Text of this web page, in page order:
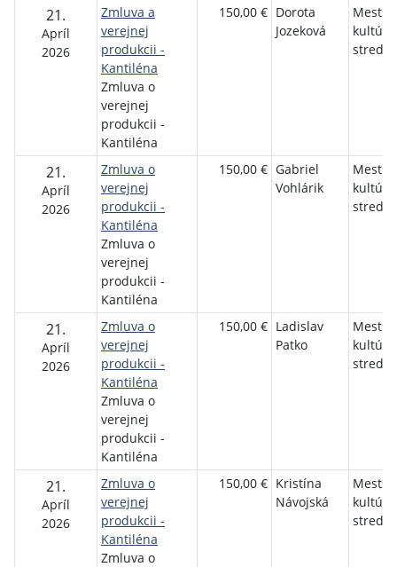
21.
Apríl
2026
Zmluva a
verejnej
produkcii -
Kantiléna
Zmluva o
verejnej
produkcii -
Kantiléna
150,00 € Dorota
Jozeková
21.
Apríl
2026
Zmluva o
verejnej
produkcii -
Kantiléna
Zmluva o
verejnej
produkcii -
Kantiléna
150,00 € Gabriel
Vohlárik
21.
Apríl
2026
Zmluva o
verejnej
produkcii -
Kantiléna
Zmluva o
verejnej
produkcii -
Kantiléna
150,00 € Ladislav
Patko
21.
Apríl
2026
Zmluva o
verejnej
produkcii -
Kantiléna
Zmluva o
150,00 € Kristína
Návojská